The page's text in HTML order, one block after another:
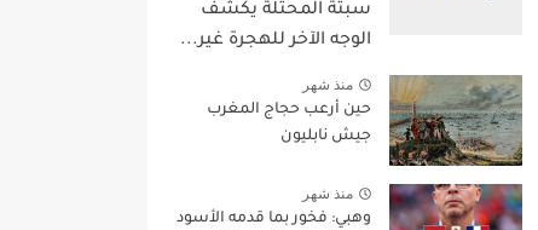
سبتة المحتلة يكشف
الوجه الآخر للهجرة غير...
منذ شهر
حين أرعب حجاج المغرب
جيش نابليون
منذ شهر
وهبي: فخور بما قدمه الأسود